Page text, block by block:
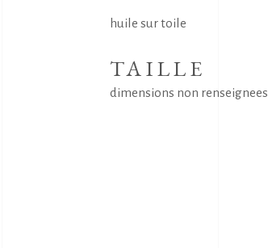
huile sur toile
TAILLE
dimensions non renseignees